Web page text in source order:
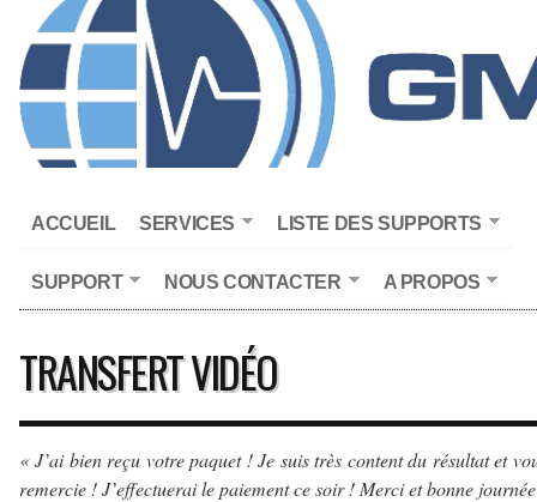
ACCUEIL SERVICES LISTE DES SUPPORTS
SUPPORT NOUS CONTACTER A PROPOS
TRANSFERT VIDÉO
« J’ai bien reçu votre paquet ! Je suis très content du résultat et
remercie ! J’effectuerai le paiement ce soir ! Merci et bonne